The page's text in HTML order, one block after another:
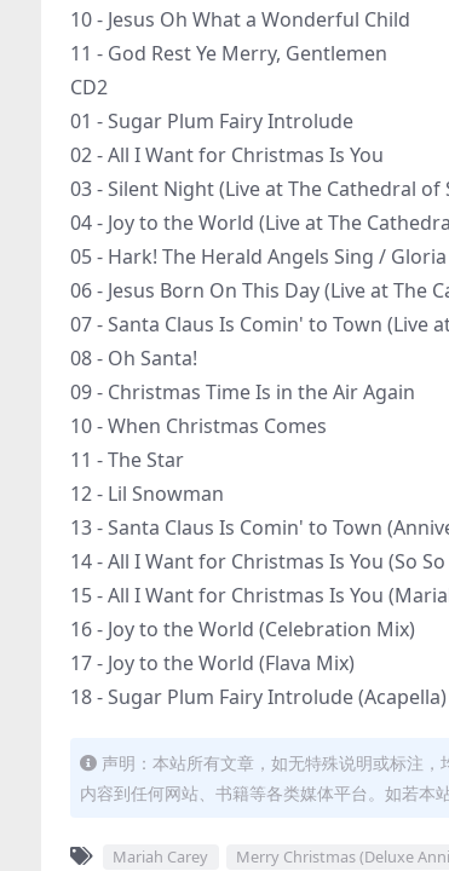
10 - Jesus Oh What a Wonderful Child
11 - God Rest Ye Merry, Gentlemen
CD2
01 - Sugar Plum Fairy Introlude
02 - All I Want for Christmas Is You
03 - Silent Night (Live at The Cathedral of
04 - Joy to the World (Live at The
05 - Hark! The Herald Angels Sing /
06 - Jesus Born On This Day (Live at The
07 - Santa Claus Is Comin' to Town (Live
08 - Oh Santa!
09 - Christmas Time Is in the Air Again
10 - When Christmas Comes
11 - The Star
12 - Lil Snowman
13 - Santa Claus Is Comin' to Town
14 - All I Want for Christmas Is You (So
15 - All I Want for Christmas Is You
16 - Joy to the World (Celebration Mix)
17 - Joy to the World (Flava Mix)
18 - Sugar Plum Fairy Introlude (Acapella)
声明：本站所有文章，如无特殊说明或标注
内容到任何网站、书籍等各类媒体平台。如若本
Mariah Carey Merry Christmas (Deluxe